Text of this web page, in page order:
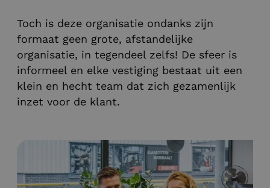
Toch is deze organisatie ondanks zijn
formaat geen grote, afstandelijke
organisatie, in tegendeel zelfs! De sfeer is
informeel en elke vestiging bestaat uit een
klein en hecht team dat zich gezamenlijk
inzet voor de klant.